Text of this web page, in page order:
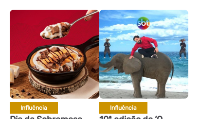
Influência Influência